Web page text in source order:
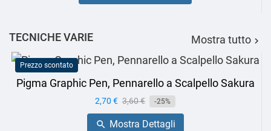
TECNICHE VARIE Mostra tutto 
Prezzo scontato
Pigma Graphic Pen, Pennarello a Scalpello Sakura
Prezzo
2,70 € Prezzo
base
3,60 € -25%
 Mostra Dettagli